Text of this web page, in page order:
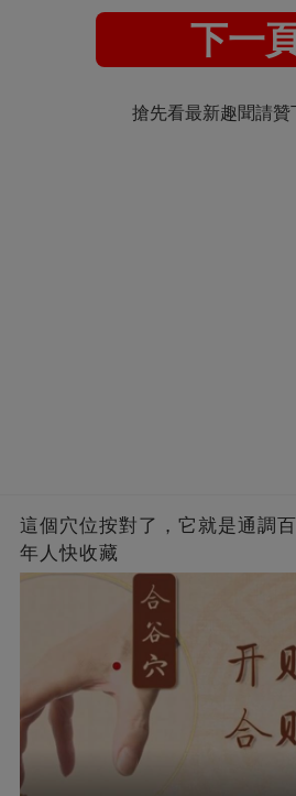
下一
搶先看最新趣聞請贊
這個穴位按對了，它就是通調
年人快收藏